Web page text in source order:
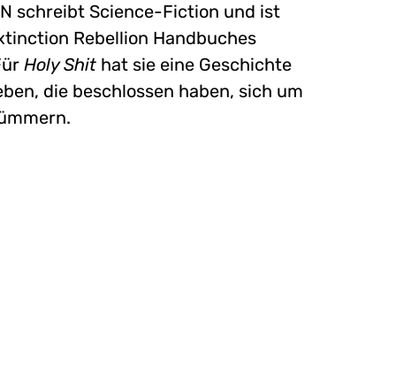
schreibt Science-Fiction und ist
Rebellion Handbuches
Holy Shit hat sie eine Geschichte
die beschlossen haben, sich um